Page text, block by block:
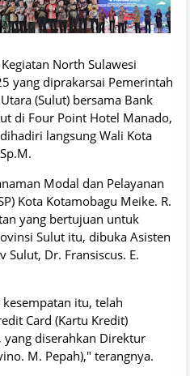
Kegiatan North Sulawesi
yang diprakarsai Pemerintah
(Sulut) bersama Bank
di Four Point Hotel Manado,
langsung Wali Kota
Modal dan Pelayanan
Kota Kotamobagu Meike. R.
yang bertujuan untuk
Sulut itu, dibuka Asisten
Dr. Fransiscus. E.
itu, telah
Card (Kartu Kredit)
yang diserahkan Direktur
M. Pepah)," terangnya.